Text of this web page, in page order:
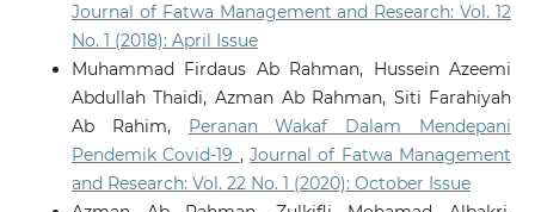
Journal of Fatwa Management and Research: Vol. 12
No. 1 (2018): April Issue
Muhammad Firdaus Ab Rahman, Hussein Azeemi
Abdullah Thaidi, Azman Ab Rahman, Siti Farahiyah
Ab Rahim, Peranan Wakaf Dalam Mendepani
Pendemik Covid-19 , Journal of Fatwa Management
and Research: Vol. 22 No. 1 (2020): October Issue